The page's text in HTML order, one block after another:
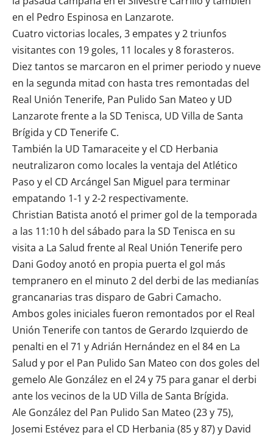
en el Pedro Espinosa en Lanzarote.
Cuatro victorias locales, 3 empates y 2 triunfos
visitantes con 19 goles, 11 locales y 8 forasteros.
Diez tantos se marcaron en el primer periodo y nueve
en la segunda mitad con hasta tres remontadas del
Real Unión Tenerife, Pan Pulido San Mateo y UD
Lanzarote frente a la SD Tenisca, UD Villa de Santa
Brígida y CD Tenerife C.
También la UD Tamaraceite y el CD Herbania
neutralizaron como locales la ventaja del Atlético
Paso y el CD Arcángel San Miguel para terminar
empatando 1-1 y 2-2 respectivamente.
Christian Batista anotó el primer gol de la temporada
a las 11:10 h del sábado para la SD Tenisca en su
visita a La Salud frente al Real Unión Tenerife pero
Dani Godoy anotó en propia puerta el gol más
tempranero en el minuto 2 del derbi de las medianías
grancanarias tras disparo de Gabri Camacho.
Ambos goles iniciales fueron remontados por el Real
Unión Tenerife con tantos de Gerardo Izquierdo de
penalti en el 71 y Adrián Hernández en el 84 en La
Salud y por el Pan Pulido San Mateo con dos goles del
gemelo Ale González en el 24 y 75 para ganar el derbi
ante los vecinos de la UD Villa de Santa Brígida.
Ale González del Pan Pulido San Mateo (23 y 75),
Josemi Estévez para el CD Herbania (85 y 87) y David